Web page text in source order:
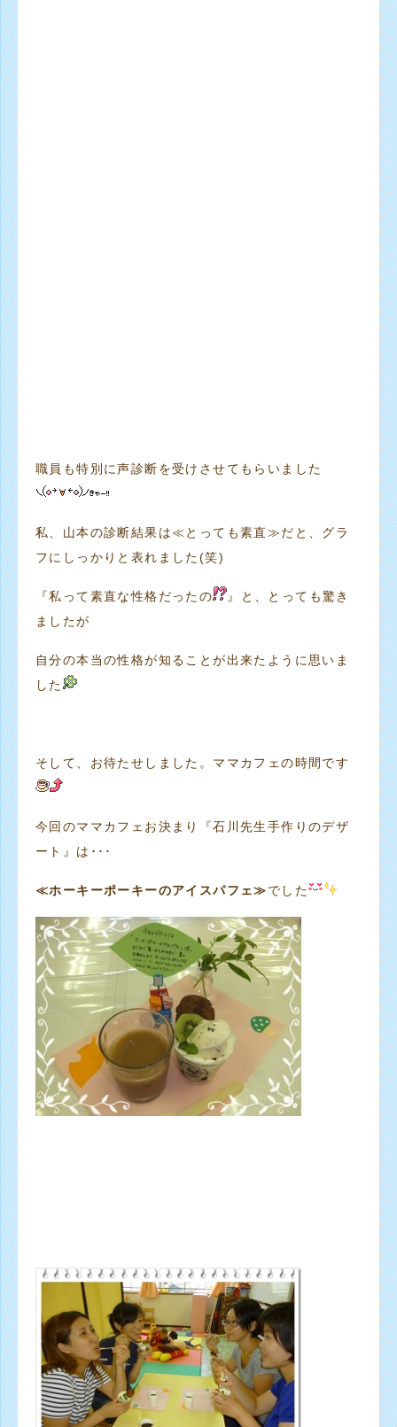
職員も特別に声診断を受けさせてもらいました
私、山本の診断結果は≪とっても素直≫だと、グラ
フにしっかりと表れました(笑)
『私って素直な性格だったの
』と、とっても驚き
ましたが
自分の本当の性格が知ることが出来たように思いま
した
そして、お待たせしました。ママカフェの時間です
今回のママカフェお決まり『石川先生手作りのデザ
ート』は･･･
≪ホーキーポーキーのアイスパフェ≫でした